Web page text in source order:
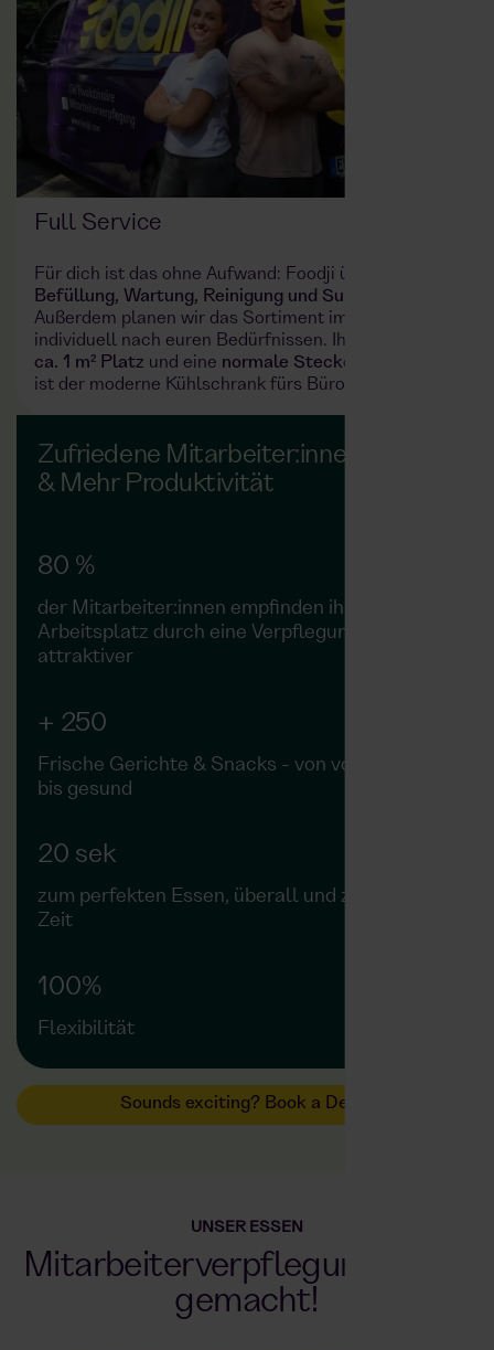
Full Service
Für dich ist das ohne Aufwand: Foodji übernimmt
Befüllung, Wartung, Reinigung und Support
Außerdem planen wir das Sortiment im
individuell nach euren Bedürfnissen. Ihr braucht nur
ca. 1 m² Platz und eine normale Steckdose
ist der moderne Kühlschrank fürs Büro.
Zufriedene Mitarbeiter:innen
& Mehr Produktivität
80 %
der Mitarbeiter:innen empfinden ihren
Arbeitsplatz durch eine Verpflegung als
attraktiver
+ 250
Frische Gerichte & Snacks - von vollwertig
bis gesund
20 sek
zum perfekten Essen, überall und zu jeder
Zeit
100%
Flexibilität
Sounds exciting? Book a Demo
UNSER ESSEN
Mitarbeiterverpflegung leicht
gemacht!